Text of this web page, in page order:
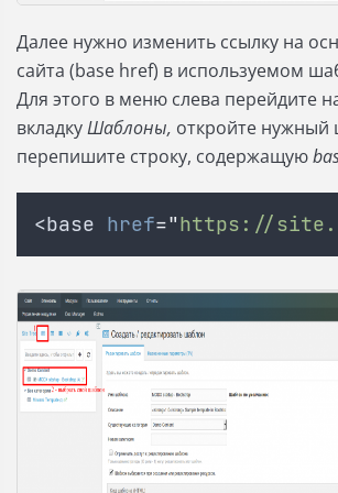
Далее нужно изменить ссылку на
сайта (base href) в используемом
Для этого в меню слева перейдите
вкладкуШаблоны, откройте нужный
перепишите строку, содержащую
<base href="https://